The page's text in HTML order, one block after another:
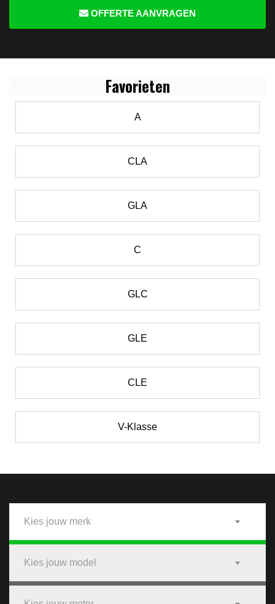
OFFERTE AANVRAGEN
Favorieten
A
CLA
GLA
C
GLC
GLE
CLE
V-Klasse
Kies jouw merk
Kies jouw model